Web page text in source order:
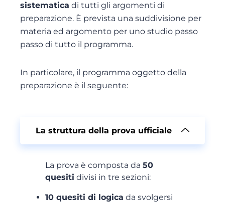
sistematica di tutti gli argomenti di
preparazione. È prevista una suddivisione per
materia ed argomento per uno studio passo
passo di tutto il programma.
In particolare, il programma oggetto della
preparazione è il seguente:
La struttura della prova ufficiale
La prova è composta da 50
quesiti divisi in tre sezioni:
10 quesiti di logica da svolgersi